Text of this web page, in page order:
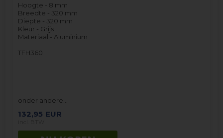
Hoogte - 8 mm
Breedte - 320 mm
Diepte - 320 mm
Kleur - Grijs
Materiaal - Aluminium
TFH360
onder andere…
132,95 EUR